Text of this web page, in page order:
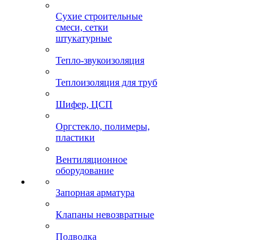
Сухие строительные
смеси, сетки
штукатурные
Тепло-звукоизоляция
Теплоизоляция для труб
Шифер, ЦСП
Оргстекло, полимеры,
пластики
Вентиляционное
оборудование
Запорная арматура
Клапаны невозвратные
Подводка